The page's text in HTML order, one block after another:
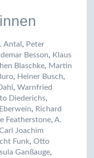
Antal , Peter
Besson, Klaus
Blaschke, Martin
, Heiner Busch,
, Warnfried
Diederichs,
, Richard
Featherstone, A.
Joachim
Funk, Otto
Ganßauge,